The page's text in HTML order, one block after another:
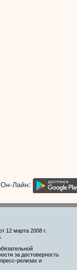
Лайн:
12 марта 2008 г.
за достоверность
релизах и